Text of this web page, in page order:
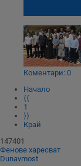
Коментари: 0
Начало
⟨⟨
1
⟩⟩
Край
147401
Фенове харесват
Dunavmost